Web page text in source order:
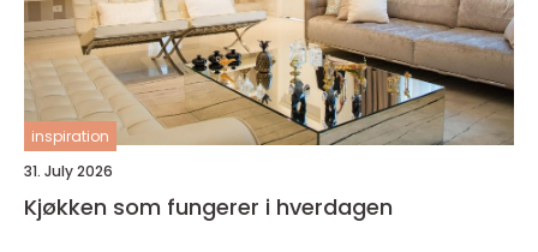
inspiration
31. July 2026
Kjøkken som fungerer i hverdagen